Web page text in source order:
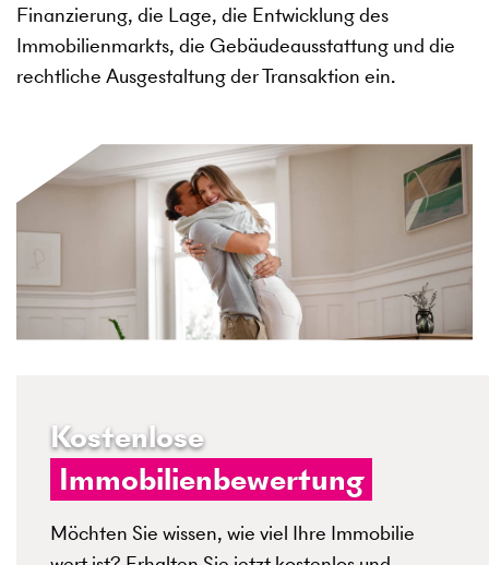
Finanzierung, die Lage, die Entwicklung des
Immobilienmarkts, die Gebäudeausstattung und die
rechtliche Ausgestaltung der Transaktion ein.
Kostenlose
Immobilienbewertung
Möchten Sie wissen, wie viel Ihre Immobilie